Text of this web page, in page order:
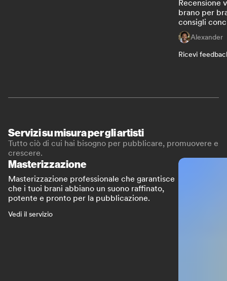
Recensione
brano per
consigli
Alexander
Ricevi
Servizi su misura per gli artisti
Tutto ciò di cui hai bisogno per pubblicare, promuovere e
crescere.
Masterizzazione
Masterizzazione professionale che garantisce
che i tuoi brani abbiano un suono raffinato,
potente e pronto per la pubblicazione.
Vedi il servizio